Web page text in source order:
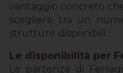
vantaggio concreto
scegliere tra un
strutture disponibili.
Le disponibilità per
Le partenze di